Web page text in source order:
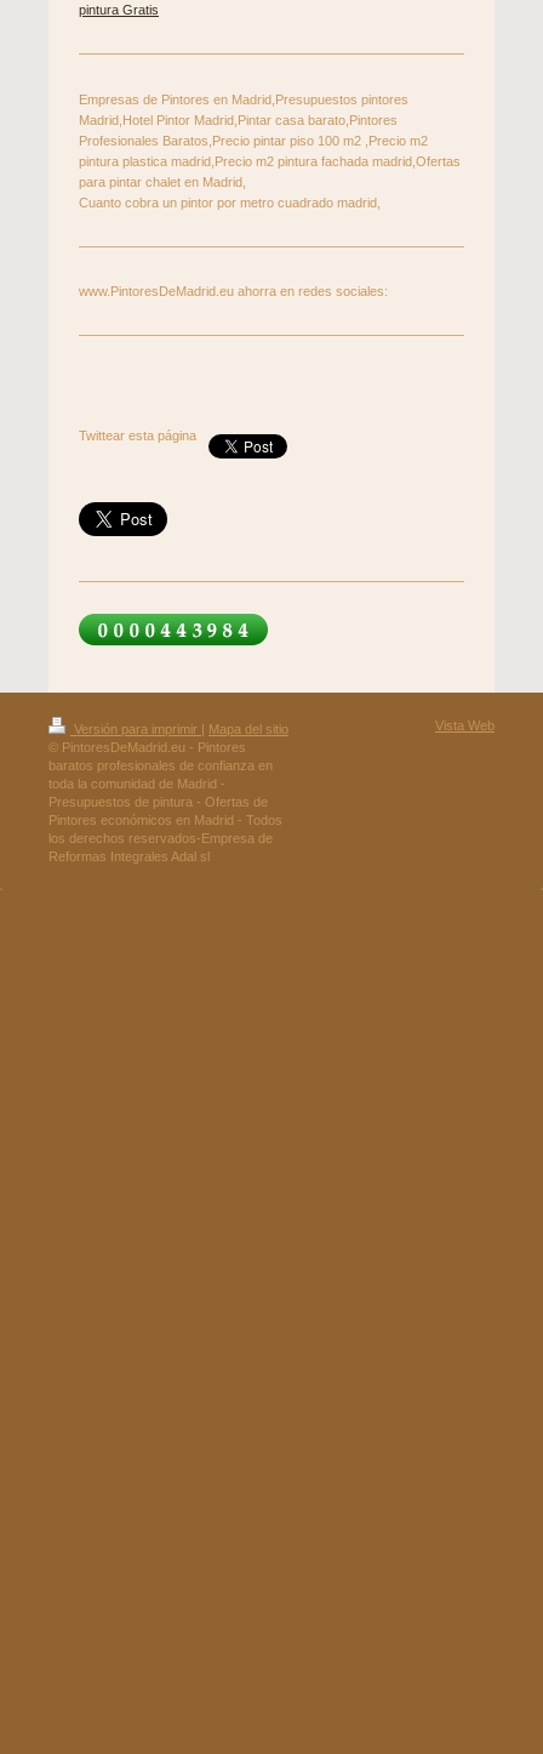
pintura Gratis
Empresas de Pintores en Madrid,Presupuestos pintores
Madrid,Hotel Pintor Madrid,Pintar casa barato,Pintores
Profesionales Baratos,Precio pintar piso 100 m2 ,Precio m2
pintura plastica madrid,Precio m2 pintura fachada madrid,Ofertas
para pintar chalet en Madrid,
Cuanto cobra un pintor por metro cuadrado madrid,
www.PintoresDeMadrid.eu ahorra en redes sociales:
Twittear esta página
Versión para imprimir
Mapa del sitio
© PintoresDeMadrid.eu - Pintores
baratos profesionales de confianza en
toda la comunidad de Madrid -
Presupuestos de pintura - Ofertas de
Pintores económicos en Madrid - Todos
los derechos reservados-Empresa de
Reformas Integrales Adal sl
Vista Web